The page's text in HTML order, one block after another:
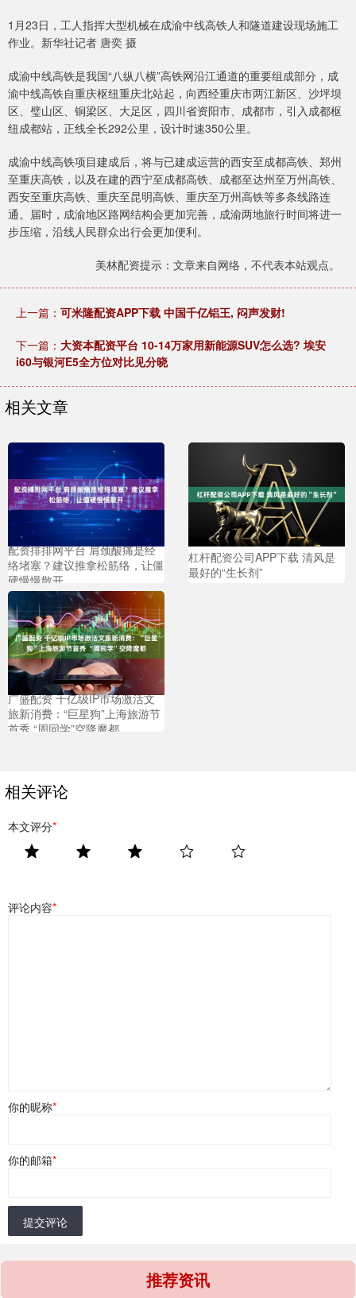
1月23日，工人指挥大型机械在成渝中线高铁人和隧道建设现场施工
作业。新华社记者 唐奕 摄
成渝中线高铁是我国“八纵八横”高铁网沿江通道的重要组成部分，成
渝中线高铁自重庆枢纽重庆北站起，向西经重庆市两江新区、沙坪坝
区、璧山区、铜梁区、大足区，四川省资阳市、成都市，引入成都枢
纽成都站，正线全长292公里，设计时速350公里。
成渝中线高铁项目建成后，将与已建成运营的西安至成都高铁、郑州
至重庆高铁，以及在建的西宁至成都高铁、成都至达州至万州高铁、
西安至重庆高铁、重庆至昆明高铁、重庆至万州高铁等多条线路连
通。届时，成渝地区路网结构会更加完善，成渝两地旅行时间将进一
步压缩，沿线人民群众出行会更加便利。
美林配资提示：文章来自网络，不代表本站观点。
上一篇： 可米隆配资APP下载 中国千亿铝王, 闷声发财!
下一篇： 大资本配资平台 10-14万家用新能源SUV怎么选? 埃安
i60与银河E5全方位对比见分晓
相关文章
配资排排网平台 肩颈酸痛是经
络堵塞？建议推拿松筋络，让僵
硬慢慢散开
杠杆配资公司APP下载 清风是
最好的“生长剂”
广盛配资 千亿级IP市场激活文
旅新消费：“巨星狗”上海旅游节
首秀 “周同学”空降魔都
相关评论
本文评分*
评论内容*
你的昵称*
你的邮箱*
提交评论
推荐资讯